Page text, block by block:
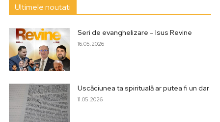
Ultimele noutati
Seri de evanghelizare – Isus Revine
16.05.2026
Uscăciunea ta spirituală ar putea fi un dar
11.05.2026